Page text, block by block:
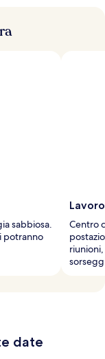
sabbiosa.
potranno
Centro
date